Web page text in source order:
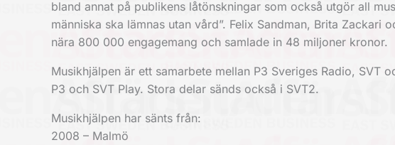
bland annat på publikens låtönskningar som också utgör all
människa ska lämnas utan vård”. Felix Sandman, Brita
nära 800 000 engagemang och samlade in 48 miljoner kronor.
Musikhjälpen är ett samarbete mellan P3 Sveriges Radio, SVT
P3 och SVT Play. Stora delar sänds också i SVT2.
Musikhjälpen har sänts från:
2008 – Malmö